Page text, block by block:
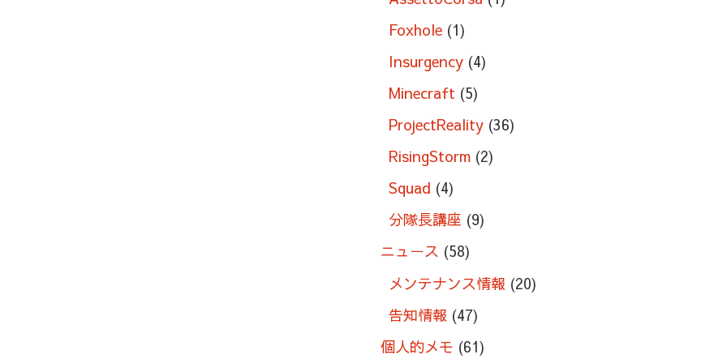
Foxhole (1)
Insurgency (4)
Minecraft (5)
ProjectReality (36)
RisingStorm (2)
Squad (4)
分隊長講座 (9)
ニュース (58)
メンテナンス情報 (20)
告知情報 (47)
個人的メモ (61)